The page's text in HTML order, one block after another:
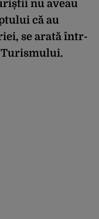
nu aveau
că au
se arată într-